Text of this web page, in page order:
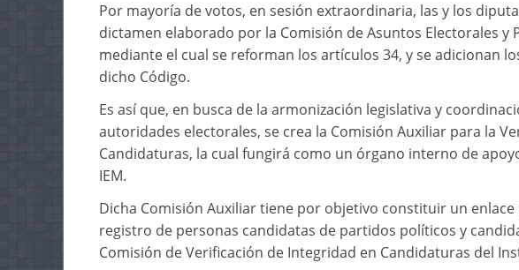
Por mayoría de votos, en sesión extraordinaria, las y los
dictamen elaborado por la Comisión de Asuntos Electorales y
mediante el cual se reforman los artículos 34, y se adicionan
dicho Código.
Es así que, en busca de la armonización legislativa y
autoridades electorales, se crea la Comisión Auxiliar para la
Candidaturas, la cual fungirá como un órgano interno de
IEM.
Dicha Comisión Auxiliar tiene por objetivo constituir un
registro de personas candidatas de partidos políticos y
Comisión de Verificación de Integridad en Candidaturas del